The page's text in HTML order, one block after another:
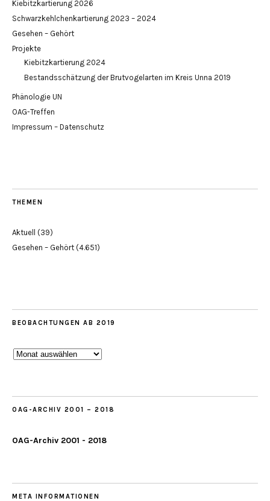
Kiebitzkartierung 2026
Schwarzkehlchenkartierung 2023 – 2024
Gesehen – Gehört
Projekte
Kiebitzkartierung 2024
Bestandsschätzung der Brutvogelarten im Kreis Unna 2019
Phänologie UN
OAG-Treffen
Impressum – Datenschutz
THEMEN
Aktuell (39)
Gesehen – Gehört (4.651)
BEOBACHTUNGEN AB 2019
Beobachtungen
OAG-ARCHIV 2001 – 2018
OAG-Archiv 2001 - 2018
META INFORMATIONEN